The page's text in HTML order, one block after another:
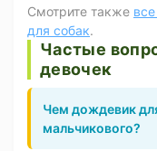
Смотрите также
для собак.
Частые
девочек
Чем дождевик
мальчикового?